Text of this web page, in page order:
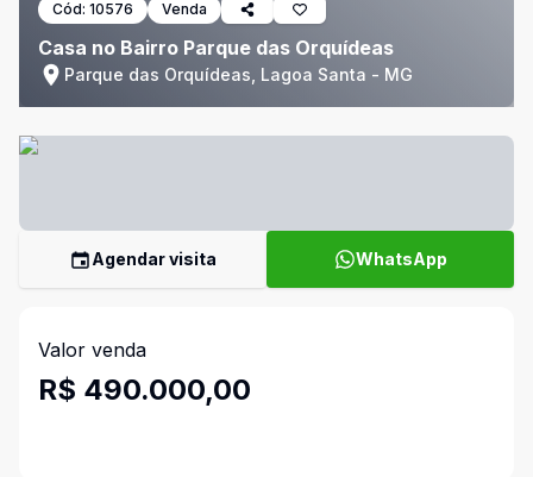
Cód: 10576 Venda
Casa no Bairro Parque das Orquídeas
Parque das Orquídeas, Lagoa Santa - MG
Agendar visita WhatsApp
Valor venda
R$ 490.000,00